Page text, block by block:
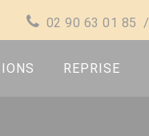
02 90 63 01 85
REPRISE